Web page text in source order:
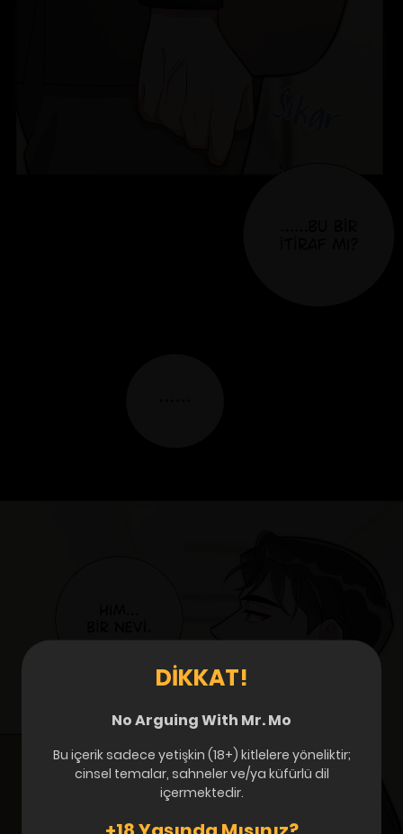
DIKKAT!
No Arguing With Mr. Mo
Bu içerik sadece yetişkin (18+) kitlelere yöneliktir;
cinsel temalar, sahneler ve/ya küfürlü dil
içermektedir.